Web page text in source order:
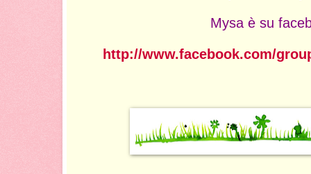
Mysa è su
http://www.facebook.com/